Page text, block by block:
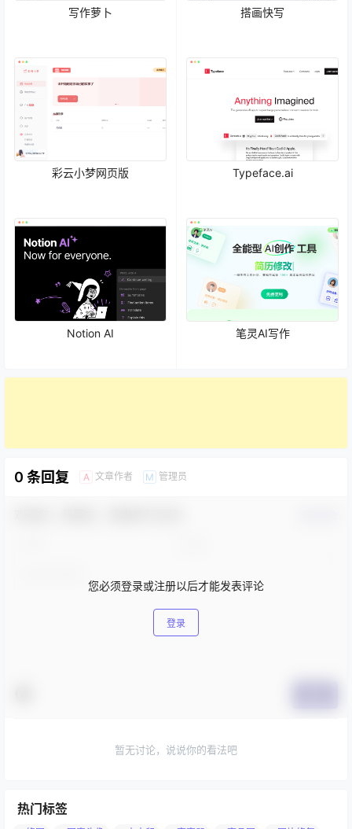
写作萝卜 搭画快写
彩云小梦网页版 Typeface.ai
Notion AI 笔灵AI写作
0 条回复 A 文章作者 M 管理员
您必须登录或注册以后才能发表评论
登录
暂无讨论，说说你的看法吧
热门标签